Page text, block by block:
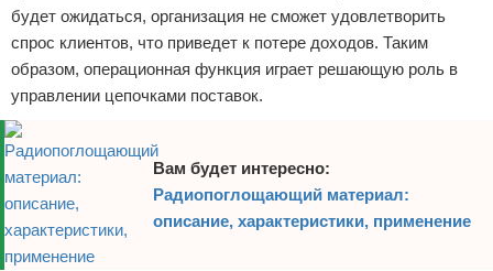
будет ожидаться, организация не сможет удовлетворить
спрос клиентов, что приведет к потере доходов. Таким
образом, операционная функция играет решающую роль в
управлении цепочками поставок.
Вам будет интересно:
Радиопоглощающий материал:
описание, характеристики, применение